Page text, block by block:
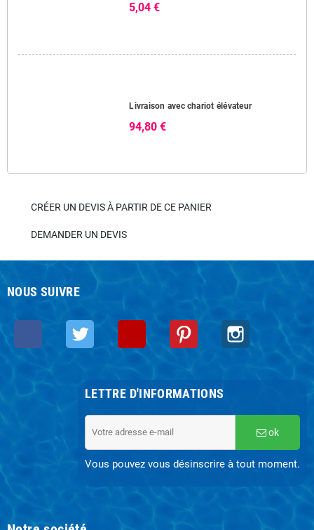
5,04 €
Livraison avec chariot élévateur
94,80 €
CRÉER UN DEVIS À PARTIR DE CE PANIER
DEMANDER UN DEVIS
NOUS SUIVRE
Facebook Twitter YouTube Pinterest
LETTRE D'INFORMATIONS
ok
Vous pouvez vous désinscrire à tout moment.